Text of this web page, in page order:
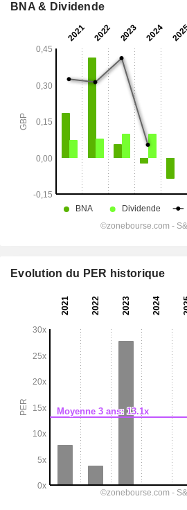
BNA & Dividende
Evolution du PER historique